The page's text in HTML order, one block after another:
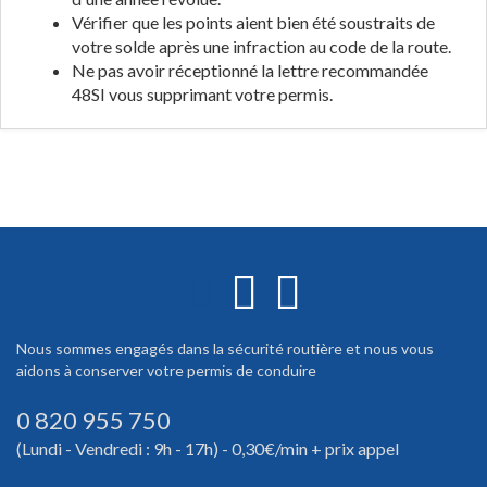
Vérifier que les points aient bien été soustraits de
votre solde après une infraction au code de la route.
Ne pas avoir réceptionné la lettre recommandée
48SI vous supprimant votre permis.
Nous sommes engagés dans la sécurité routière et nous vous
aidons à conserver votre permis de conduire
0 820 955 750
(Lundi - Vendredi : 9h - 17h) - 0,30€/min + prix appel